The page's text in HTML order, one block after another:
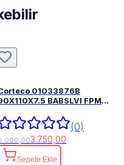
01033876B
BABSLVI FPM
(0)
3.750,00
Sepete Ekle